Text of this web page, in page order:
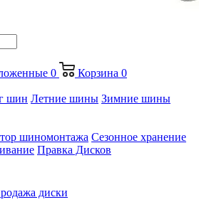
0 Корзина 0
шин Летние шины Зимние шины
шиномонтажа Сезонное хранение
Правка Дисков
диски